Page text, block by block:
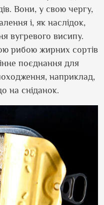
Вони, у свою чергу,
і, як наслідок,
вугревого висипу.
рибою жирних сортів
поєднання для
наприклад,
на сніданок.